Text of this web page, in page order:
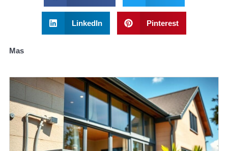
LinkedIn Pinterest
Mas